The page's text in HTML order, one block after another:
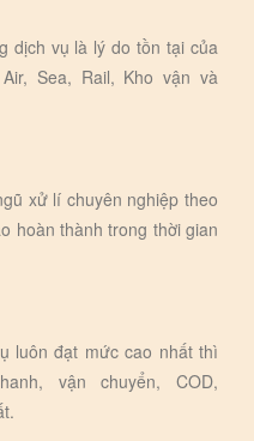
dịch vụ là lý do tồn tại của
Sea, Rail, Kho vận và
xử lí chuyên nghiệp theo
hoàn thành trong thời gian
luôn đạt mức cao nhất thì
vận chuyển, COD,